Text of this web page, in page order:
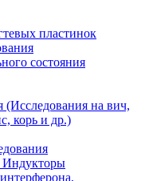
пластинок
состояния
(Исследования на вич,
корь и др.)
Индукторы